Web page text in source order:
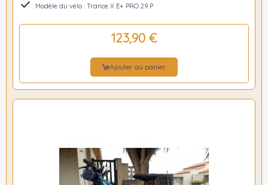
Modèle du vélo : Trance X E+ PRO 29 P
123,90 €
Ajouter au panier